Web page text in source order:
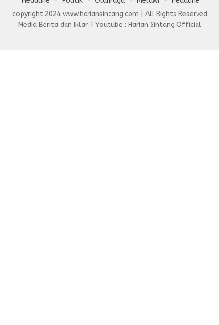
copyright 2024 www.hariansintang.com | All Rights Reserved
Media Berita dan Iklan | Youtube : Harian Sintang Official